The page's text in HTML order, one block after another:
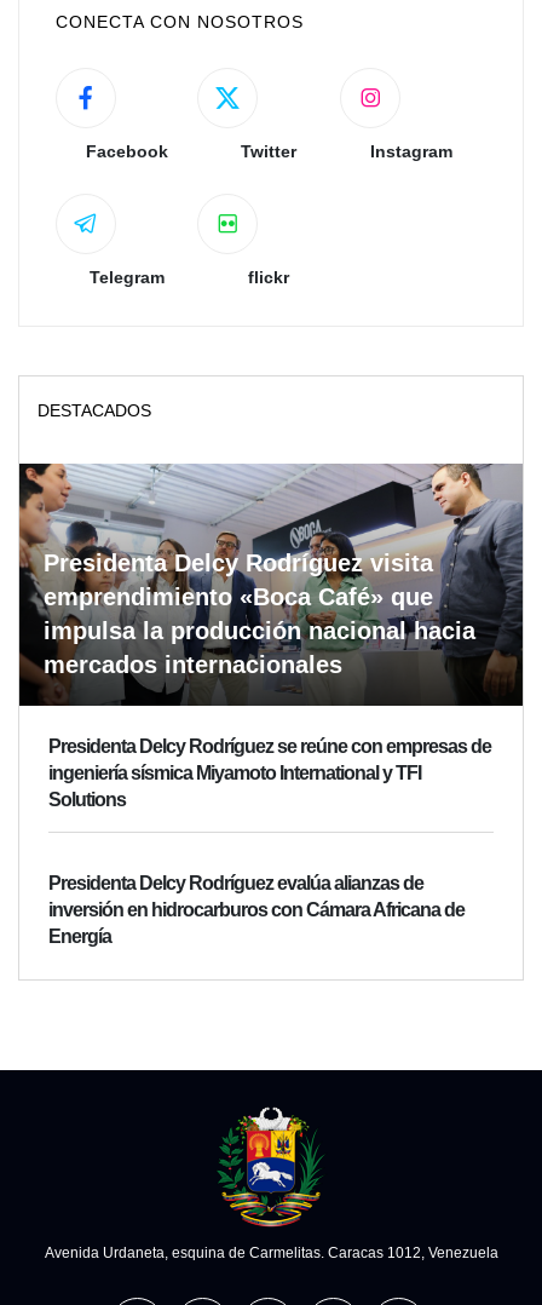
CONECTA CON NOSOTROS
Facebook Twitter Instagram
Telegram flickr
DESTACADOS
Presidenta Delcy Rodríguez visita
emprendimiento «Boca Café» que
impulsa la producción nacional hacia
mercados internacionales
Presidenta Delcy Rodríguez se reúne con empresas de
ingeniería sísmica Miyamoto International y TFI
Solutions
Presidenta Delcy Rodríguez evalúa alianzas de
inversión en hidrocarburos con Cámara Africana de
Energía
Avenida Urdaneta, esquina de Carmelitas. Caracas 1012, Venezuela